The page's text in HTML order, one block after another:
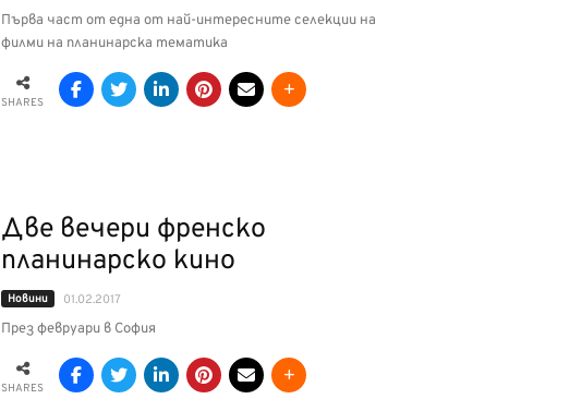
Първа част от една от най-интересните селекции на
филми на планинарска тематика
SHARES
Две вечери френско
планинарско кино
Новини 01.02.2017
През февруари в София
SHARES